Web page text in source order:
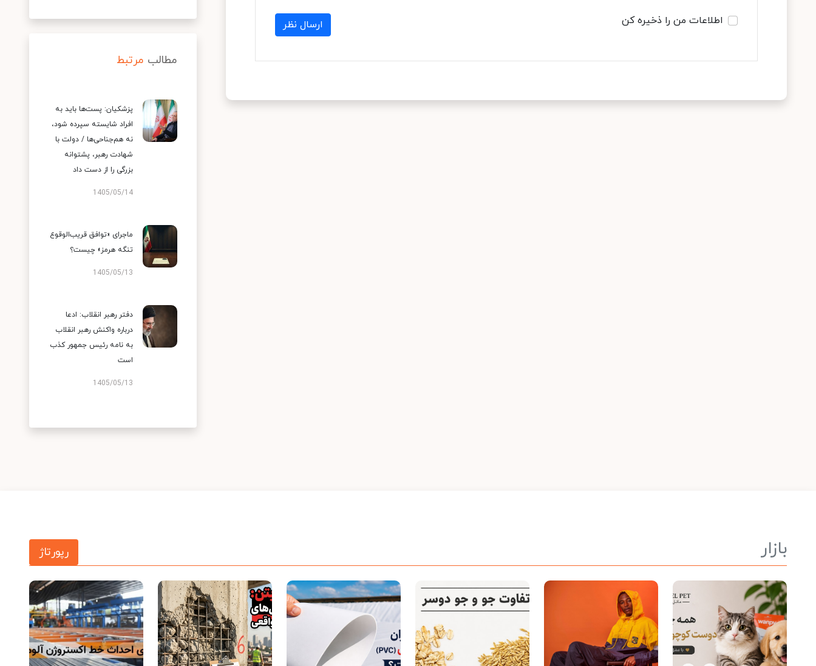
اطلاعات من را ذخیره کن ارسال نظر
مطالب مرتبط
پزشکیان: پست‌ها باید به
افراد شایسته سپرده شود،
نه هم‌جناحی‌ها / دولت با
شهادت رهبر، پشتوانه
بزرگی را از دست داد
1405/05/14
ماجرای «توافق قریب‌الوقوع
تنگه هرمز» چیست؟
1405/05/13
دفتر رهبر انقلاب: ادعا
درباره واکنش رهبر انقلاب
به نامه رئیس جمهور کذب
است
1405/05/13
بازار رپورتاژ